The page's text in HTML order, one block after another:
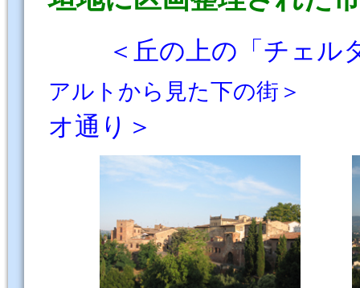
＜丘の上の「チ
アルトから見た下の街＞
オ通り＞